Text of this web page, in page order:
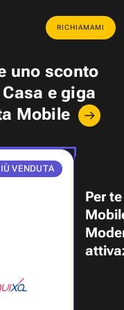
RICHIAMAMI
uno sconto
Casa egiga
Mobile
VENDUTA
Per